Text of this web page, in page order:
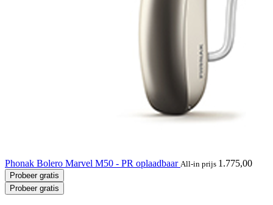
Phonak Bolero Marvel M50 - PR oplaadbaar All-in prijs 1.775,00
Probeer gratis
Probeer gratis